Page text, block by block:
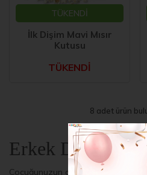
TÜKENDİ
İlk Dişim Mavi Mısır
Kutusu
TÜKENDİ
8 adet ürün
Erkek Diş
Çocuğunuzun diş buğdayı törenini